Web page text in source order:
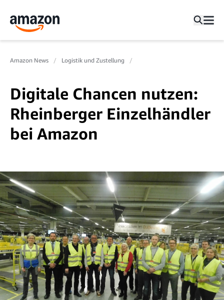
Amazon News Logistik und Zustellung
Digitale Chancen nutzen:
Rheinberger Einzelhändler
bei Amazon